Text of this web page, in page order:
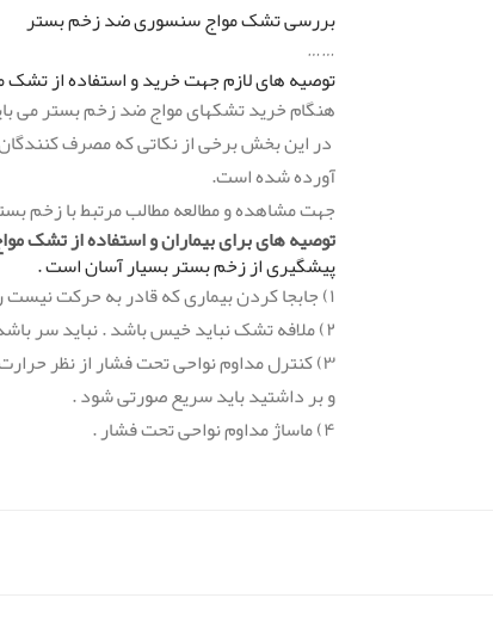
بررسی تشک مواج سنسوری ضد زخم بستر
……
توصیه های لازم جهت خرید و استفاده از
هنگام خرید تشکهای مواج ضد زخم بستر می
در این بخش برخی از نکاتی که مصرف
آورده شده است.
جهت مشاهده و مطالعه مطالب مرتبط با زخم
توصیه های برای بیماران و استفاده از تشک
پیشگیری از زخم بستر بسیار آسان است .
۱) جابجا کردن بیماری که قادر به حرکت نیست روی تشک به ۴ طرف طی شبانه روز ( هر هشت ساعت حداقل یک بار)
۲) ملافه تشک نباید خیس باشد . نباید سر باشد تا مریض روی آن سر بخورد زیرا باعث اصطکاک پوست و آسیب آن می شود . نباید چروک باشد
۳) کنترل مداوم نواحی تحت فشار از نظر حرارت و خون رسانی بافت با لمس ناحیه . محل نباید داغ باشد . اگر انگشت خود را روی آن کمی فشار دادید
و بر داشتید باید سریع صورتی شود .
۴) ماساژ مداوم نواحی تحت فشار .